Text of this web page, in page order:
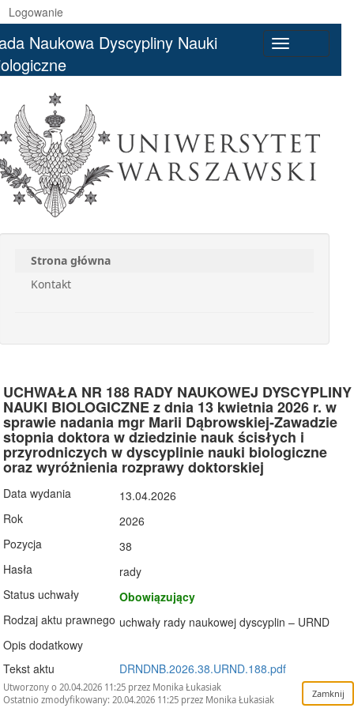
Logowanie
navigation
Naukowa Dyscypliny Nauki
Strona główna
Kontakt
UCHWAŁA NR 188 RADY NAUKOWEJ DYSCYPLINY
NAUKI BIOLOGICZNE z dnia 13 kwietnia 2026 r. w
sprawie nadania mgr Marii Dąbrowskiej-Zawadzie
stopnia doktora w dziedzinie nauk ścisłych i
przyrodniczych w dyscyplinie nauki biologiczne
oraz wyróżnienia rozprawy doktorskiej
Data wydania
13.04.2026
Rok
2026
Pozycja
38
Hasła
rady
Status uchwały
Obowiązujący
Rodzaj aktu prawnego uchwały rady naukowej dyscyplin – URND
Opis dodatkowy
Tekst aktu
DRNDNB.2026.38.URND.188.pdf
Utworzony o 20.04.2026 11:25 przez Monika Łukasiak
Ostatnio zmodyfikowany: 20.04.2026 11:25 przez Monika Łukasiak